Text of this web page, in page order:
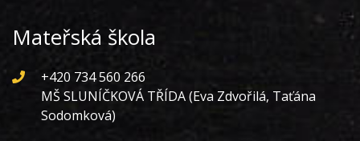
Mateřská škola
+420 734 560 266
MŠ SLUNÍČKOVÁ TŘÍDA (Eva Zdvořilá, Taťána
Sodomková)